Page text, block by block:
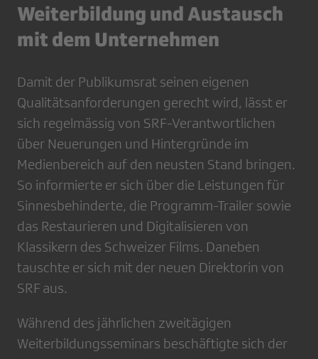
Weiterbildung und Austausch
mit dem Unternehmen
Damit der Publikumsrat seinen eigenen
Qualitätsanforderungen gerecht wird, lässt er
sich regelmässig von SRF-Verantwortlichen
über Neuerungen und Hintergründe im
Medienbereich auf den neusten Stand bringen.
So informierte er sich über die Leistungen für
Sinnesbehinderte, die Programm-Trailer sowie
das Restaurieren und Digitalisieren von
Klassikern des Schweizer Films. Daneben
tauschte er sich mit der neuen Direktorin von
SRF aus.
Während des jährlichen zweitägigen
Weiterbildungsseminars beschäftigte sich der